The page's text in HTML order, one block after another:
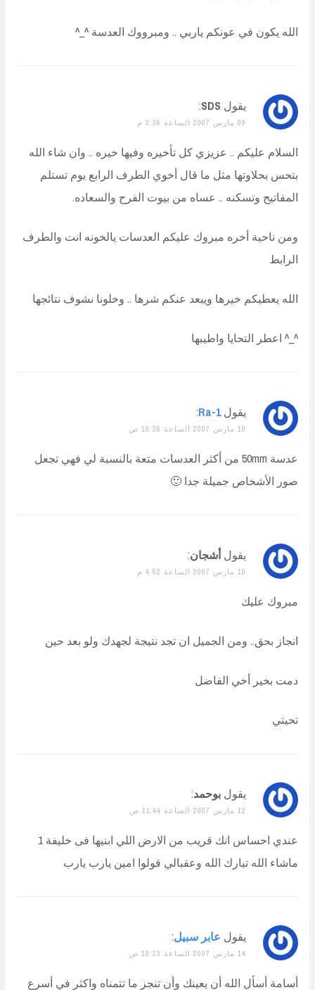
الله يكون في عونكم ياربي .. ومبرووك العدسة ^_^
يقول SDS
:
09 مارس 2007 الساعة 3:36 م
السلام عليكم .. عزيزي كل تأخيره وفيها خيره .. وان شاء الله
بتحس بحلاوتها مثل ما قال أخوي الطرف الرابع يوم تستلم
المفاتيح وتسكنه .. عساه من بيوت الفرح والسعاده.
ومن ناحية أخره مبروك عليكم العدسات يالخونه انت والطرف
الرابط
الله يعطيكم خيرها ويبعد عنكم شرها .. وخلونا نشوف نتائجها
^_^ اعطر التحايا واطيبها
يقول Ra-1
:
10 مارس 2007 الساعة 10:36 ص
عدسة 50mm من أكثر العدسات متعة بالنسبة لي فهي تجعل
صور الأشخاص جميلة جدا 🙂
يقول أشجان:
10 مارس 2007 الساعة 4:52 م
مبروك عليك
انجاز بحق.. ومن الجميل ان تجد نتيجة لجهدك ولو بعد حين
دمت بخير أخي الفاضل
تحيتي
يقول بوحمد:
12 مارس 2007 الساعة 11:44 ص
عندي احساس انك قريب من الارض اللي ابنيها فى خليفة 1
ماشاء الله تبارك الله وعقبالي قولوا امين يارب يارب
يقول عابر سبيل:
14 مارس 2007 الساعة 10:23 ص
أسامة أسأل الله أن يعينك وأن تنجز ما تتمناه واكثر في أسرع